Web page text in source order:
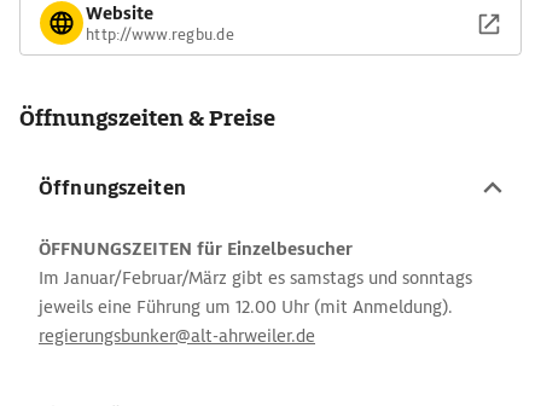
Website
http://www.regbu.de
Öffnungszeiten & Preise
Öffnungszeiten
ÖFFNUNGSZEITEN für Einzelbesucher
Im Januar/Februar/März gibt es samstags und sonntags
jeweils eine Führung um 12.00 Uhr (mit Anmeldung).
regierungsbunker@alt-ahrweiler.de